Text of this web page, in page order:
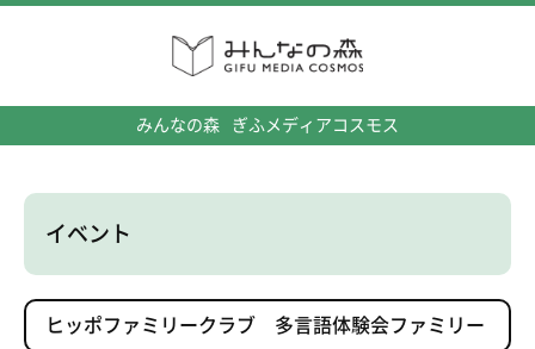
みんなの森 ぎふメディアコスモス
イベント
ヒッポファミリークラブ 多言語体験会ファミリー